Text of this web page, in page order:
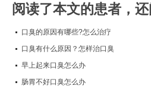
阅读了本文的患者，
口臭的原因有哪些?怎么治疗
口臭有什么原因？怎样治口臭
早上起来口臭怎么办
肠胃不好口臭怎么办